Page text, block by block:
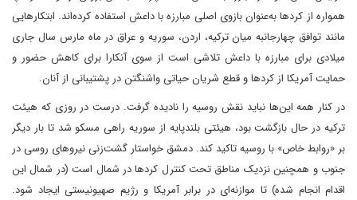
همواره از کردها به‌عنوان بازوی اصلی مبارزه با داعش استفاده کرده‌اند. ابتکارهایی
مانند توافق چهارجانبه میان ترکیه، اردن، سوریه و عراق در ماه مارس سال جاری
میلادی برای مبارزه با داعش تلاشی است از سوی آنکارا برای کاهش حضور و
حمایت آمریکا از کردها و قطع شریان حیاتی واشنگتن در پشتیبانی از آنان.
در کنار همه این‌ها نباید نقش روسیه را نادیده گرفت. درست در روزی که هیئت
ترکیه در حال بازگشت بود، هیئتی بلندپایه از سوریه راهی مسکو شد تا بار دیگر
بر «روابط خاص» با روسیه تاکید کند. دمشق خواستار گشت‌زنی نیروهای روسی در
جنوب و همچنین نزدیک مناطق تحت کنترل کردها در شمال است (در شمال این
اقدام انجام شده) تا موازنه‌ای در برابر آمریکا و رژیم صهیونیستی ایجاد شود.